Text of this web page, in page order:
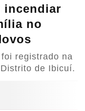
incendiar
no
registrado na
de Ibicuí.